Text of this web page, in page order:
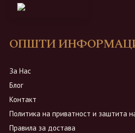
ОПШТИ
За Нас
Блог
Контакт
Политика на приватност и заштита
Правила за достава